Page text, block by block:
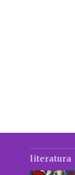
literatura